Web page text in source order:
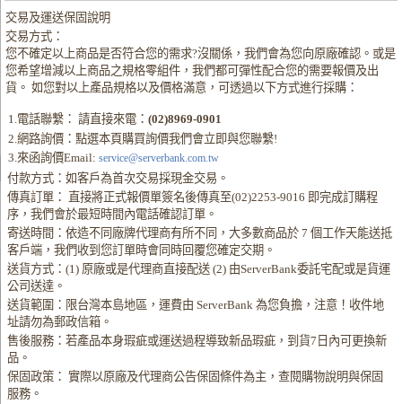
交易及運送保固說明
交易方式：
您不確定以上商品是否符合您的需求?沒關係，我們會為您向原廠確認。或是
您希望增減以上商品之規格零組件，我們都可彈性配合您的需要報價及出
貨。 如您對以上產品規格以及價格滿意，可透過以下方式進行採購：
1.電話聯繫： 請直接來電：(02)8969-0901
2.網路詢價：點選本頁購買詢價我們會立即與您聯繫!
3.來函詢價Email: service@serverbank.com.tw
付款方式：如客戶為首次交易採現金交易。
傳真訂單： 直接將正式報價單簽名後傳真至(02)2253-9016 即完成訂購程
序，我們會於最短時間內電話確認訂單。
寄送時間：依造不同廠牌代理商有所不同，大多數商品於 7 個工作天能送抵
客戶端，我們收到您訂單時會同時回覆您確定交期。
送貨方式：(1) 原廠或是代理商直接配送 (2) 由ServerBank委託宅配或是貨運
公司送達。
送貨範圍：限台灣本島地區，運費由 ServerBank 為您負擔，注意！收件地
址請勿為郵政信箱。
售後服務：若產品本身瑕疵或運送過程導致新品瑕疵，到貨7日內可更換新
品。
保固政策： 實際以原廠及代理商公告保固條件為主，查閱購物說明與保固
服務。